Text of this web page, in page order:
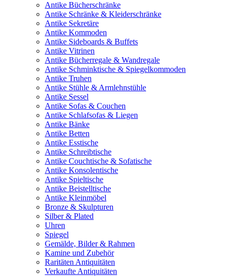
Antike Bücherschränke
Antike Schränke & Kleiderschränke
Antike Sekretäre
Antike Kommoden
Antike Sideboards & Buffets
Antike Vitrinen
Antike Bücherregale & Wandregale
Antike Schminktische & Spiegelkommoden
Antike Truhen
Antike Stühle & Armlehnstühle
Antike Sessel
Antike Sofas & Couchen
Antike Schlafsofas & Liegen
Antike Bänke
Antike Betten
Antike Esstische
Antike Schreibtische
Antike Couchtische & Sofatische
Antike Konsolentische
Antike Spieltische
Antike Beistelltische
Antike Kleinmöbel
Bronze & Skulpturen
Silber & Plated
Uhren
Spiegel
Gemälde, Bilder & Rahmen
Kamine und Zubehör
Raritäten Antiquitäten
Verkaufte Antiquitäten